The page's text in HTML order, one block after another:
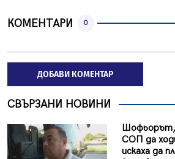
КОМЕНТАРИ 0
ДОБАВИ КОМЕНТАР
СВЪРЗАНИ НОВИНИ
Шофьорът,
СОП да
искаха да